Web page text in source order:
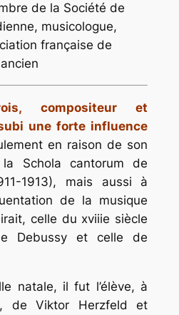
de la Société de
musicologue,
française de
compositeur et
une forte influence
en raison de son
Schola cantorum de
1913), mais aussi à
de la musique
celle du xviiie siècle
Debussy et celle de
natale, il fut l’élève, à
de Viktor Herzfeld et